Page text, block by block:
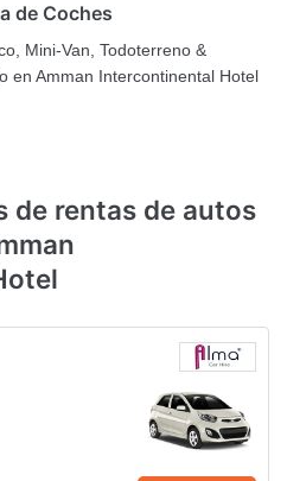
de Coches
Mini-Van, Todoterreno &
en Amman Intercontinental Hotel
de rentas de autos